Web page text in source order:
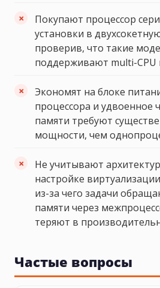
Покупают процессор
установки в
проверив, что такие
поддерживают multi-CPU
Экономят на блоке
процессора и удвоенное
памяти требуют
мощности, чем
Не учитывают
настройке
из-за чего задачи
памяти через
теряют в
Частые вопросы